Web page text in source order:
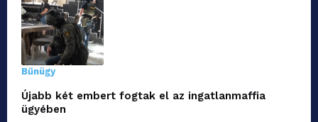
Bűnügy
Újabb két embert fogtak el az ingatlanmaffia
ügyében